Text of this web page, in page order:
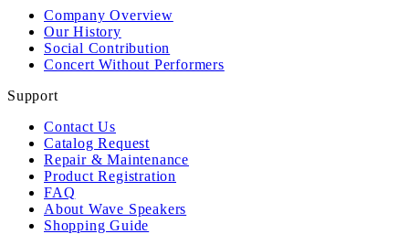
Company Overview
Our History
Social Contribution
Concert Without Performers
Support
Contact Us
Catalog Request
Repair & Maintenance
Product Registration
FAQ
About Wave Speakers
Shopping Guide